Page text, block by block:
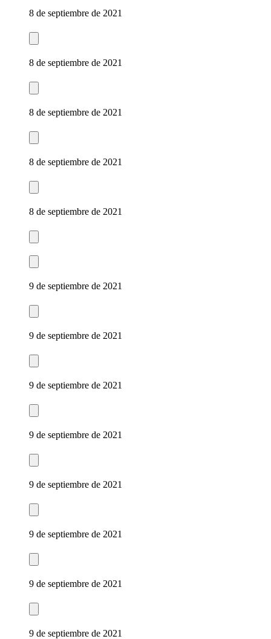
8 de septiembre de 2021
8 de septiembre de 2021
8 de septiembre de 2021
8 de septiembre de 2021
8 de septiembre de 2021
9 de septiembre de 2021
9 de septiembre de 2021
9 de septiembre de 2021
9 de septiembre de 2021
9 de septiembre de 2021
9 de septiembre de 2021
9 de septiembre de 2021
9 de septiembre de 2021